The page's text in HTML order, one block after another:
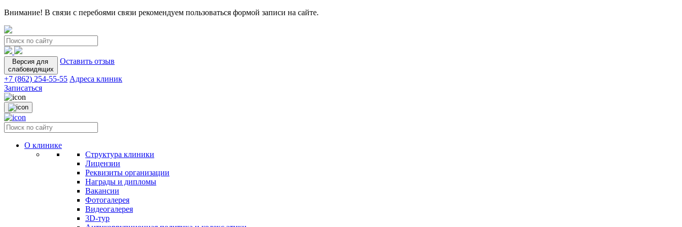
Внимание! В связи с перебоями связи рекомендуем пользоваться формой записи на сайте.
Версия для
слабовидящих
Оставить отзыв
+7 (862) 254-55-55 Адреса клиник
Записаться
О клинике
Структура клиники
Лицензии
Реквизиты организации
Награды и дипломы
Вакансии
Фотогалерея
Видеогалерея
3D-тур